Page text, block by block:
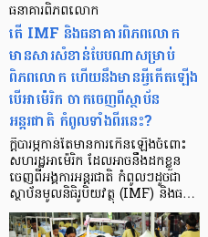
ធនាគារពិភពលោក
តើ IMF និងធនាគារពិភពលោក
មានសារសំខាន់បែបណាសម្រាប់
ពិភពលោក ហើយនឹងមានអ្វីកើតឡើង
បើអាម៉េរិក ចាកចេញពីស្ថាប័ន
អន្តរជាតិ កំពូលទាំងពីរនេះ?
ក្តីបារម្ភកាន់តែមានការកើនឡើងចំពោះ
សហរដ្ឋអាម៉េរិក ដែលអាចនឹងដកខ្លួន
ចេញពីអង្គការអន្តរជាតិ កំពូលៗដូចជា
ស្ថាប័នមូលនិធិរូបិយវត្ថុ (IMF) និងធ…